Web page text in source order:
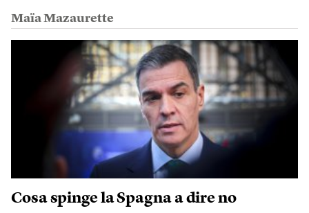
Maïa Mazaurette
Cosa spinge la Spagna a dire no